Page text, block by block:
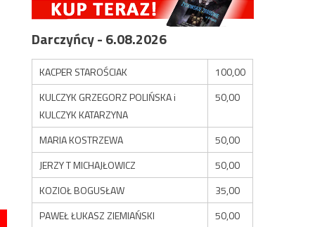
Darczyńcy - 6.08.2026
KACPER STAROŚCIAK
100,00
KULCZYK GRZEGORZ POLIŃSKA i
KULCZYK KATARZYNA
50,00
MARIA KOSTRZEWA
50,00
JERZY T MICHAJŁOWICZ
50,00
KOZIOŁ BOGUSŁAW
35,00
PAWEŁ ŁUKASZ ZIEMIAŃSKI
50,00